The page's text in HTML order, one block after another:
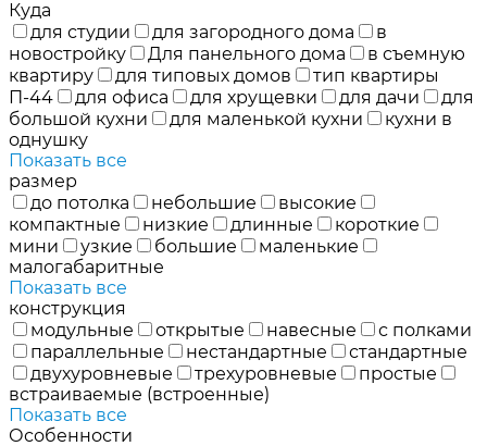
Куда
для студии
для загородного дома
в
новостройку
Для панельного дома
в съемную
квартиру
для типовых домов
тип квартиры
П-44
для офиса для хрущевки для дачи
для
большой кухни
для маленькой кухни
кухни в
однушку
Показать все
размер
до потолка
небольшие
высокие
компактные
низкие длинные
короткие
мини
узкие большие
маленькие
малогабаритные
Показать все
конструкция
модульные
открытые навесные
с полками
параллельные
нестандартные
стандартные
двухуровневые
трехуровневые
простые
встраиваемые (встроенные)
Показать все
Особенности